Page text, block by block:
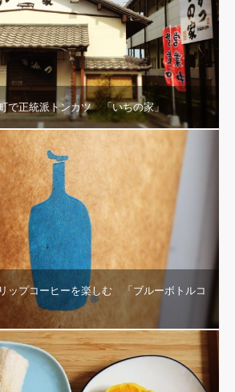
で正統派トンカツ 「いちの家」
ップコーヒーを楽しむ 「ブルーボトルコ